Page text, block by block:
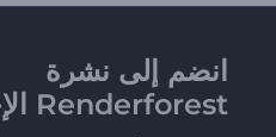
انضم إلى نشرة
Renderforest الإخبارية